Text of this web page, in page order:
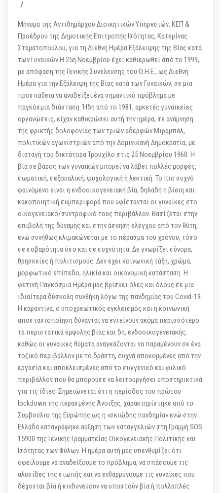
/
Μήνυμα της Αντιδημάρχου Διοικητικών Υπηρεσιών, ΚΕΠ &
Προέδρου της Δημοτικής Επιτροπής Ισότητας, Κατερίνας
Σταματοπούλου, για τη Διεθνή Ημέρα Εξάλειψης της Βίας κατά
των Γυναικών Η 25η Νοεμβρίου έχει καθιερωθεί από το 1999,
με απόφαση της Γενικής Συνέλευσης του Ο.Η.Ε., ως Διεθνή
Ημέρα για την Εξάλειψη της Βίας κατά των Γυναικών, σε μια
προσπάθεια να αναδείξει ένα σημαντικό πρόβλημα με
παγκόσμια διάσταση. Ήδη από το 1981, αρκετές γυναικείες
οργανώσεις, είχαν καθιερώσει αυτή την ημέρα, σε ανάμνηση
της φρικτής δολοφονίας των τριών αδερφών Μιραμπάλ,
πολιτικών αγωνιστριών από την Δομινικανή Δημοκρατία, με
διαταγή του δικτάτορα Τρουχίλο στις 25 Νοεμβρίου 1960. Η
βία σε βάρος των γυναικών μπορεί να λάβει πολλές μορφές,
σωματική, σεξουαλική, ψυχολογική ή λεκτική. Το πιο συχνό
φαινόμενο είναι η ενδοοικογενειακή βία, δηλαδή η βίαιη και
κακοποιητική συμπεριφορά που υφίστανται οι γυναίκες στο
οικογενειακό/συντροφικό τους περιβάλλον. Βασίζεται στην
επιβολή της δύναμης και στην άσκηση ελέγχου από τον θύτη,
ενώ συνήθως κλιμακώνεται με το πέρασμα του χρόνου, τόσο
σε σοβαρότητα όσο και σε συχνότητα. Δε γνωρίζει σύνορα,
θρησκείες ή πολιτισμούς. Δεν έχει κοινωνική τάξη, χρώμα,
μορφωτικό επίπεδο, ηλικία και οικονομική κατάσταση. Η
φετινή Παγκόσμια Ημέρα μας βρίσκει όλες και όλους σε μία
ιδιαίτερα δύσκολη συνθήκη λόγω της πανδημίας του Covid-19.
Η καραντίνα, ο υποχρεωτικός εγκλεισμός και η κοινωνική
αποστασιοποίηση δύνανται να εντείνουν ακόμα περισσότερο
τα περιστατικά έμφυλης βίας και δη, ενδοοικογενειακής,
καθώς οι γυναίκες θύματα αναγκάζονται να παραμένουν σε ένα
τοξικό περιβάλλον με το δράστη, συχνά αποκομμένες από την
εργασία και αποκλεισμένες από το συγγενικό και φιλικό
περιβάλλον που θα μπορούσε να λειτουργήσει υποστηρικτικά
για τις ίδιες. Σημειώνεται ότι η περίοδος του πρώτου
lockdown της περασμένης Άνοιξης, χαρακτηρίστηκε από το
Συμβούλιο της Ευρώπης ως η «σκιώδης πανδημία» ενώ στην
Ελλάδα καταγράφηκε αύξηση των καταγγελιών στη Γραμμή SOS
15900 της Γενικής Γραμματείας Οικογενειακής Πολιτικής και
Ισότητας των Φύλων. Η ημέρα αυτή μας υπενθυμίζει ότι
οφείλουμε να αναδείξουμε το πρόβλημα, να σπάσουμε τις
αλυσίδες της σιωπής και να ενθαρρύνουμε τις γυναίκες που
δέχονται βία ή κινδυνεύουν να υποστούν βία ή πολλαπλές